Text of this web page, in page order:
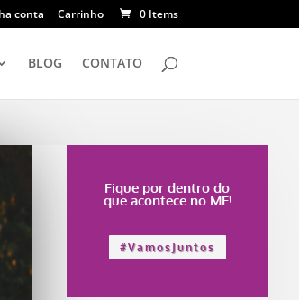
conta Carrinho 0 Items
BLOG CONTATO
Fique por dentro do
que acontece no ME!
#VamosJuntos